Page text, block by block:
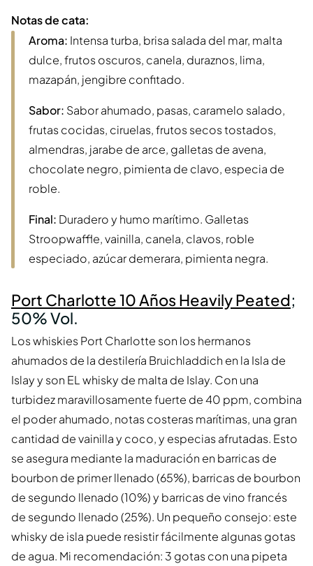
Notas de cata:
Aroma: Intensa turba, brisa salada del mar, malta
dulce, frutos oscuros, canela, duraznos, lima,
mazapán, jengibre confitado.
Sabor: Sabor ahumado, pasas, caramelo salado,
frutas cocidas, ciruelas, frutos secos tostados,
almendras, jarabe de arce, galletas de avena,
chocolate negro, pimienta de clavo, especia de
roble.
Final: Duradero y humo marítimo. Galletas
Stroopwaffle, vainilla, canela, clavos, roble
especiado, azúcar demerara, pimienta negra.
Port Charlotte 10 Años Heavily Peated;
50% Vol.
Los whiskies Port Charlotte son los hermanos
ahumados de la destilería Bruichladdich en la Isla de
Islay y son EL whisky de malta de Islay. Con una
turbidez maravillosamente fuerte de 40 ppm, combina
el poder ahumado, notas costeras marítimas, una gran
cantidad de vainilla y coco, y especias afrutadas. Esto
se asegura mediante la maduración en barricas de
bourbon de primer llenado (65%), barricas de bourbon
de segundo llenado (10%) y barricas de vino francés
de segundo llenado (25%). Un pequeño consejo: este
whisky de isla puede resistir fácilmente algunas gotas
de agua. Mi recomendación: 3 gotas con una pipeta